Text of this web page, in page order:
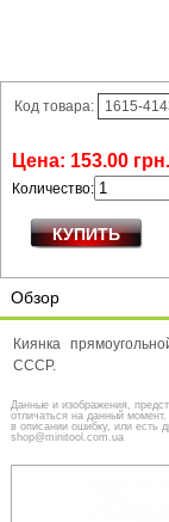
Код товара: 1615-
Цена: 153.00 грн.
Количество:
Обзор
Киянка
СССР.
Данные и изображения,
отличаться на данный
в описании ошибку, или есть
shop@minitool.com.ua